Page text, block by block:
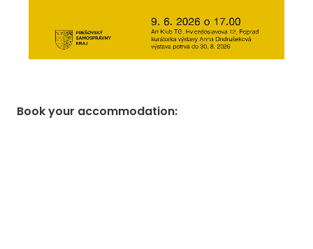
Book your accommodation: